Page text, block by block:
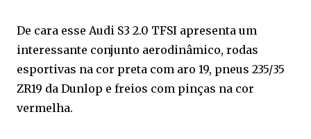
De cara esse Audi S3 2.0 TFSI apresenta um
interessante conjunto aerodinâmico, rodas
esportivas na cor preta com aro 19, pneus 235/35
ZR19 da Dunlop e freios com pinças na cor
vermelha.